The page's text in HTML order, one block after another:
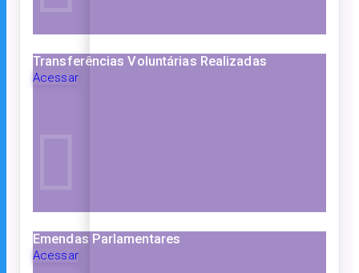
Transferências Voluntárias Realizadas
Acessar
Emendas Parlamentares
Acessar